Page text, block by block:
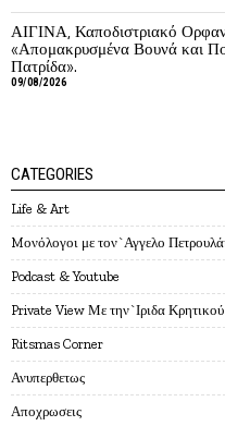
ΑΙΓΙΝΑ, Καποδιστριακό
«Απομακρυσμένα Βουνά και
Πατρίδα».
09/08/2026
CATEGORIES
Life & Art
Mονόλογοι με τον`Αγγελο
Podcast & Youtube
Private View Με την`Ιριδα Κρητικού
Ritsmas Corner
Ανυπερθετως
Αποχρωσεις